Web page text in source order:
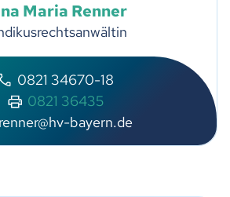
Maria Renner
0821 34670-18
0821 36435
r nn r hv-b y rn d